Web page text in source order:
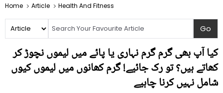
Home Article Health And Fitness
کیا آپ بھی گرم گرم نہاری یا پائے میں لیموں نچوڑ کر
کھاتے ہیں؟ تو رک جائیے! گرم کھانوں میں لیموں کیوں
شامل نہیں کرنا چاہیے